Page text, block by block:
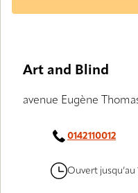
Art and Blind
avenue Eugène
0142110012
Ouvert jusqu’au